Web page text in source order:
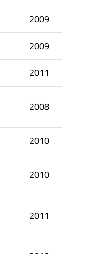
2009
2009
2011
2008
2010
2010
2011